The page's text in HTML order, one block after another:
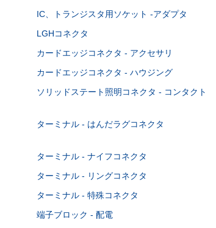
IC、トランジスタ用ソケット -アダプタ
LGHコネクタ
カードエッジコネクタ - アクセサリ
カードエッジコネクタ - ハウジング
ソリッドステート照明コネクタ - コンタクト
ターミナル - はんだラグコネクタ
ターミナル - ナイフコネクタ
ターミナル - リングコネクタ
ターミナル - 特殊コネクタ
端子ブロック - 配電